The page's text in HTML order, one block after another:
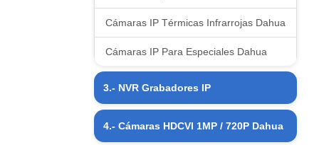
Cámaras IP Térmicas Infrarrojas Dahua
Cámaras IP Para Especiales Dahua
3.- NVR Grabadores IP
4.- Cámaras HDCVI 1MP / 720P Dahua